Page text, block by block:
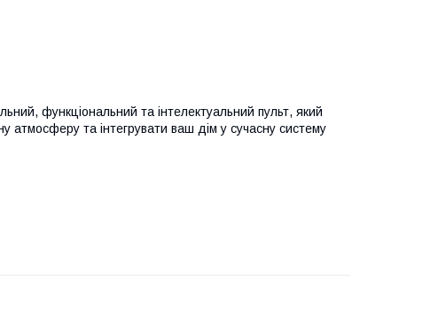
функціональний та інтелектуальний пульт, який
атмосферу та інтегрувати ваш дім у сучасну систему